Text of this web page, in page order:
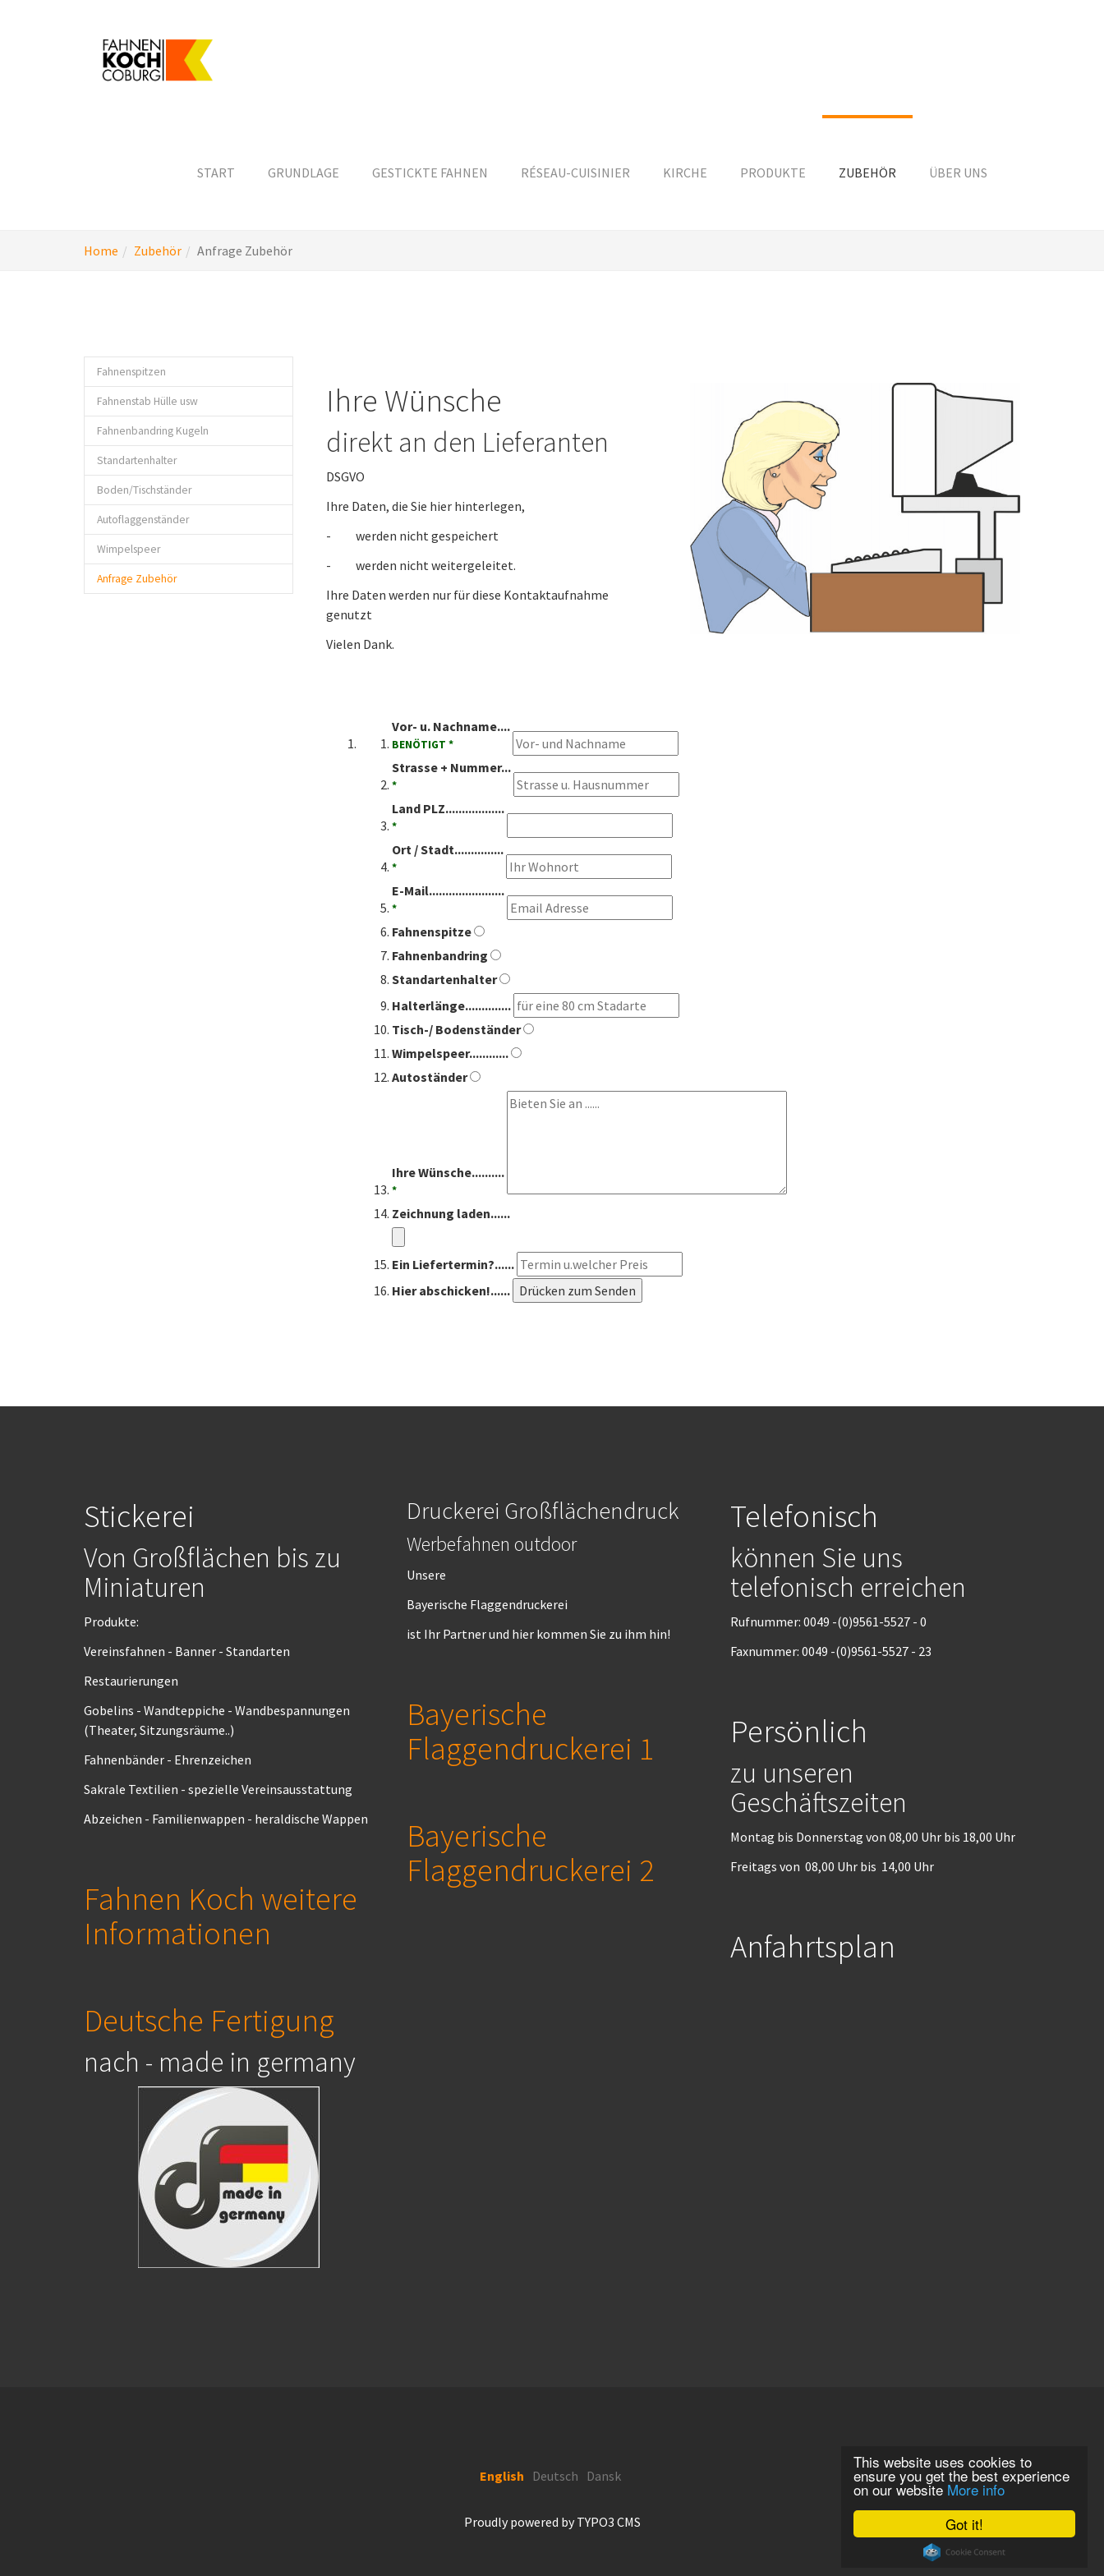
Got it!
This website uses cookies to
ensure you get the best experience
on our website More info
START GRUNDLAGE GESTICKTE FAHNEN RÉSEAU-CUISINIER KIRCHE PRODUKTE ZUBEHÖR ÜBER UNS
are
Home Zubehör Anfrage Zubehör
Fahnenspitzen
Fahnenstab Hülle usw
Fahnenbandring Kugeln
Standartenhalter
Boden/Tischständer
Autoflaggenständer
Wimpelspeer
Anfrage Zubehör
Ihre Wünsche
direkt an den Lieferanten
DSGVO
Ihre Daten, die Sie hier hinterlegen,
- werden nicht gespeichert
- werden nicht weitergeleitet.
Ihre Daten werden nur für diese Kontaktaufnahme
genutzt
Vielen Dank.
Vor- u. Nachname....
BENÖTIGT *
Strasse + Nummer...
*
Land PLZ..................
*
Ort / Stadt...............
*
E-Mail.......................
*
Fahnenspitze
Fahnenbandring
Standartenhalter
Halterlänge..............
Tisch-/ Bodenständer
Wimpelspeer............
Autoständer
Ihre Wünsche..........
*
Zeichnung laden......
Ein Liefertermin?......
Hier abschicken!......
Stickerei
Von Großflächen bis zu
Miniaturen
Produkte:
Vereinsfahnen - Banner - Standarten
Restaurierungen
Gobelins - Wandteppiche - Wandbespannungen
(Theater, Sitzungsräume..)
Fahnenbänder - Ehrenzeichen
Sakrale Textilien - spezielle Vereinsausstattung
Abzeichen - Familienwappen - heraldische Wappen
Fahnen Koch weitere
Informationen
Deutsche Fertigung
nach - made in germany
Druckerei Großflächendruck
Werbefahnen outdoor
Unsere
Bayerische Flaggendruckerei
ist Ihr Partner und hier kommen Sie zu ihm hin!
Bayerische
Flaggendruckerei 1
Bayerische
Flaggendruckerei 2
Telefonisch
können Sie uns
telefonisch erreichen
Rufnummer: 0049 -(0)9561-5527 - 0
Faxnummer: 0049 -(0)9561-5527 - 23
Persönlich
zu unseren
Geschäftszeiten
Montag bis Donnerstag von 08,00 Uhr bis 18,00 Uhr
Freitags von 08,00 Uhr bis 14,00 Uhr
Anfahrtsplan
English Deutsch Dansk
Proudly powered by TYPO3 CMS